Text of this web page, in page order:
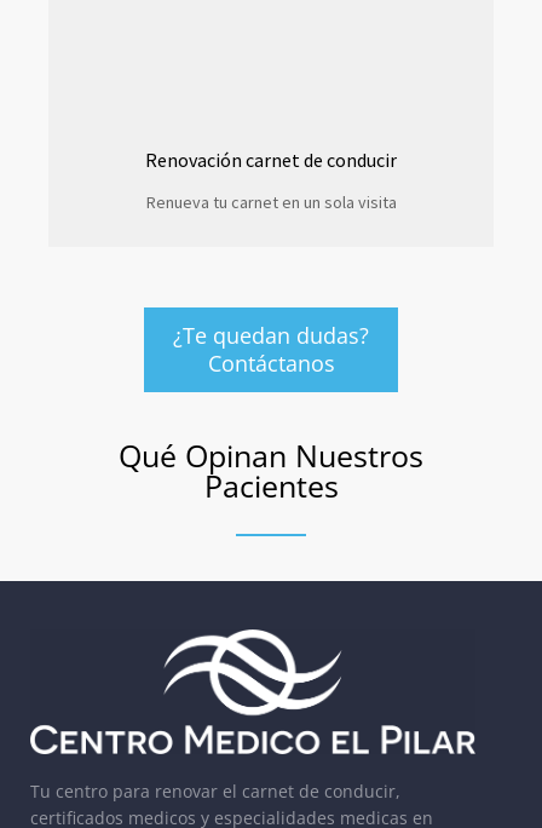
Renovación carnet de conducir
Renueva tu carnet en un sola visita
¿Te quedan dudas?
Contáctanos
Qué Opinan Nuestros
Pacientes
Tu centro para renovar el carnet de conducir,
certificados medicos y especialidades medicas en